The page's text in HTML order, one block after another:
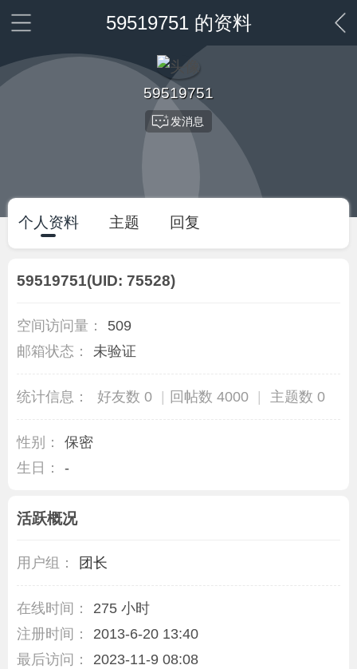
59519751 的资料
59519751
发消息
个人资料 主题 回复
59519751(UID: 75528)
空间访问量：
509
邮箱状态：
未验证
统计信息： 好友数 0 | 回帖数 4000 | 主题数 0
性别：
保密
生日：
-
活跃概况
用户组： 团长
在线时间：
275 小时
注册时间：
2013-6-20 13:40
最后访问：
2023-11-9 08:08